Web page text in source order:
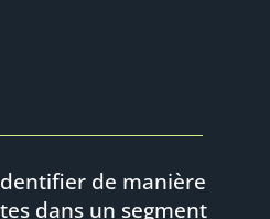
de manière
dans un segment